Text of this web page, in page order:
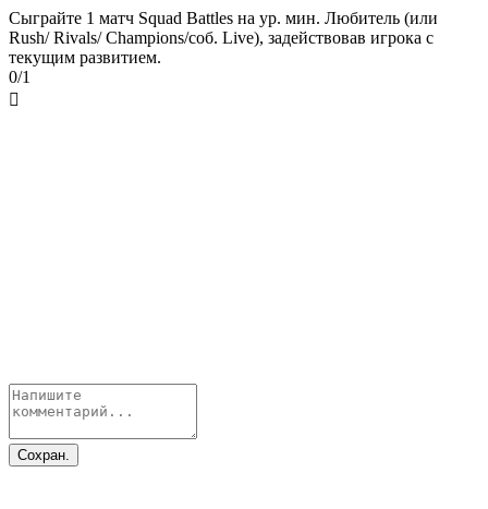
Сыграйте 1 матч Squad Battles на ур. мин. Любитель (или
Rush/ Rivals/ Champions/соб. Live), задействовав игрока с
текущим развитием.
0/1

Сохран.